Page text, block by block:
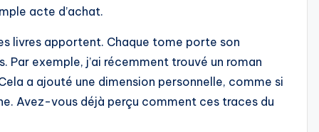
acte d’achat.
livres apportent. Chaque tome porte son
Par exemple, j’ai récemment trouvé un roman
a ajouté une dimension personnelle, comme si
Avez-vous déjà perçu comment ces traces du